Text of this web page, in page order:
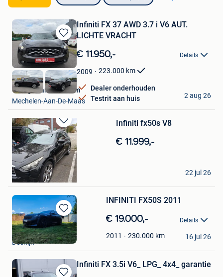
Bewaren
in
Mijn
Favorieten
Infiniti FX 37 AWD 3.7 i V6 AUT.
LICHTE VRACHT
€ 11.950,- Details
2009 223.000 km
Dealer onderhouden
Testrit aan huis
Garage van Hozeham
Mechelen-Aan-De-Maas
2 aug 26
Bewaren
in
Mijn
Favorieten
Infiniti fx50s V8
€ 11.999,-
Km
Lebbeke
22 jul 26
Bewaren
in
Mijn
Favorieten
INFINITI FX50S 2011
€ 19.000,- Details
2011 230.000 km
Ferdinand
Deerlijk
16 jul 26
Infiniti FX 3.5i V6_ LPG_ 4x4_ garantie